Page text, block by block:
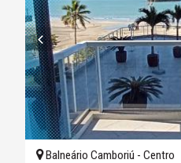
Balneário Camboriú - Centro